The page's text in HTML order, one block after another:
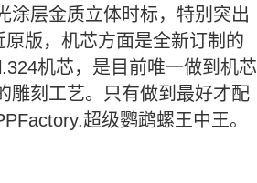
涂层金质立体时标，特别突出
原版，机芯方面是全新订制的
机芯，是目前唯一做到机芯
雕刻工艺。只有做到最好才配
超级鹦鹉螺王中王。